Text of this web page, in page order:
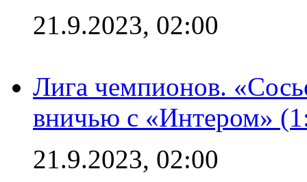
21.9.2023, 02:00
Лига чемпионов.
вничью с «Интером»
21.9.2023, 02:00